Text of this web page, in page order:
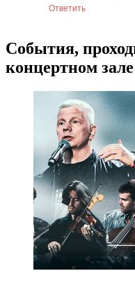
Ответить
События,
концертном